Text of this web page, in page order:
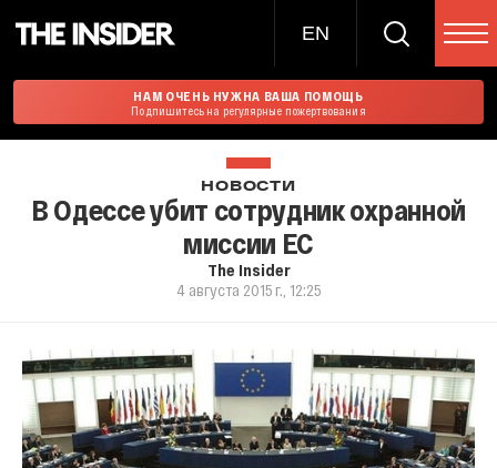
EN
НАМ ОЧЕНЬ НУЖНА ВАША ПОМОЩЬ
Подпишитесь на регулярные пожертвования
НОВОСТИ
В Одессе убит сотрудник охранной
миссии ЕС
The Insider
4 августа 2015 г., 12:25